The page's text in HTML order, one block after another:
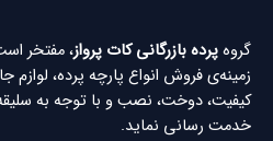
گروهپرده بازرگانی کات پرواز
زمینه‌ی فروش انواع پارچه پرده، لوازم
کیفیت، دوخت، نصب و با توجه به
خدمت رسانی نماید.